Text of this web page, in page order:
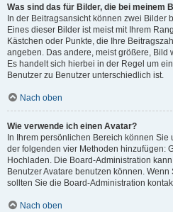
Was sind das für Bilder, die bei meinem
In der Beitragsansicht können zwei Bilder
Eines dieser Bilder ist meist mit Ihrem
Kästchen oder Punkte, die Ihre
angeben. Das andere, meist größere, Bild
Es handelt sich hierbei in der Regel um
Benutzer zu Benutzer unterschiedlich ist.
Nach oben
Wie verwende ich einen Avatar?
In Ihrem persönlichen Bereich können Sie
der folgenden vier Methoden hinzufügen:
Hochladen. Die Board-Administration
Benutzer Avatare benutzen können.
sollten Sie die Board-Administration
Nach oben